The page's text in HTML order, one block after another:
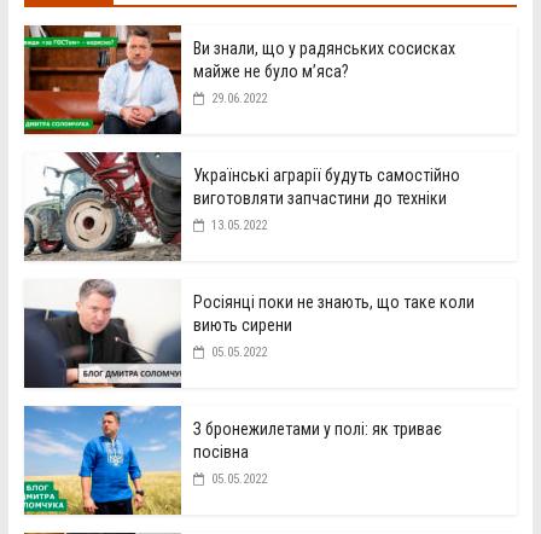
Ви знали, що у радянських сосисках
майже не було м’яса?
29.06.2022
Українські аграрії будуть самостійно
виготовляти запчастини до техніки
13.05.2022
Росіянці поки не знають, що таке коли
виють сирени
05.05.2022
З бронежилетами у полі: як триває
посівна
05.05.2022